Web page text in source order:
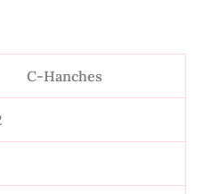
C-Hanches